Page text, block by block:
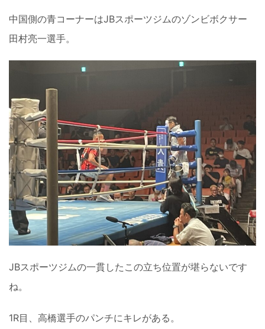
中国側の青コーナーはJBスポーツジムのゾンビボクサー
田村亮一選手。
JBスポーツジムの一貫したこの立ち位置が堪らないです
ね。
1R目、高橋選手のパンチにキレがある。